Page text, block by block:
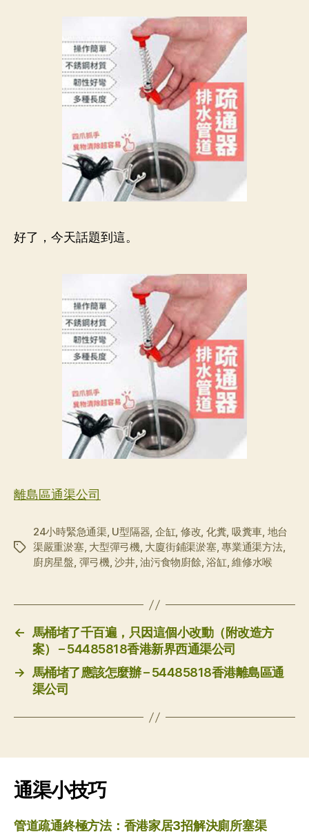
好了，今天話題到這。
離島區通渠公司
标
24小時緊急通渠, U型隔器, 企缸, 修改, 化糞, 吸糞車, 地台
渠嚴重淤塞, 大型彈弓機, 大廈街鋪渠淤塞,專業通渠方法,
廚房星盤, 彈弓機,沙井,油污食物廚餘,浴缸,維修水喉
← 馬桶堵了千百遍，只因這個小改動（附改造方
案） – 54485818香港新界西通渠公司
→ 馬桶堵了應該怎麼辦 – 54485818香港離島區通
渠公司
通渠小技巧
管道疏通終極方法：香港家居3招解決廁所塞渠